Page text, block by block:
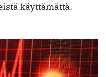
käyttämättä.